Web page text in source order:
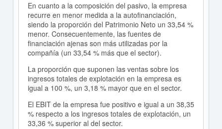
En cuanto a la composición del pasivo, la empresa
recurre en menor medida a la autofinanciación,
siendo la proporción del Patrimonio Neto un 33,54 %
menor. Consecuentemente, las fuentes de
financiación ajenas son más utilizadas por la
compañía (un 33,54 % más que el sector).
La proporción que suponen las ventas sobre los
ingresos totales de explotación en la empresa es
igual a 100 %, un 3,18 % mayor que en el sector.
El EBIT de la empresa fue positivo e igual a un 38,35
% respecto a los ingresos totales de explotación, un
33,36 % superior al del sector.